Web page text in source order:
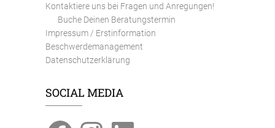
Kontaktiere uns bei Fragen und Anregungen!
Buche Deinen Beratungstermin
Impressum / Erstinformation
Beschwerdemanagement
Datenschutzerklärung
SOCIAL MEDIA
FacebookInstagramLinkedIn